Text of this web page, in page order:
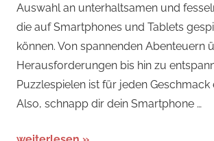
Arcade-
Spiele,
News
Auswahl an unterhaltsamen und
die auf Smartphones und Tablets
können. Von spannenden Abenteuern
Herausforderungen bis hin zu
Puzzlespielen ist für jeden Geschmack
Also, schnapp dir dein Smartphone …